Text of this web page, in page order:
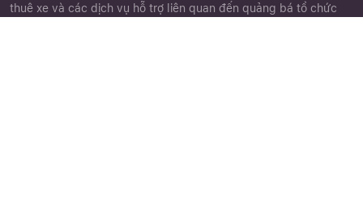
thuê xe và các dịch vụ hỗ trợ liên quan đến quảng bá tổ chức